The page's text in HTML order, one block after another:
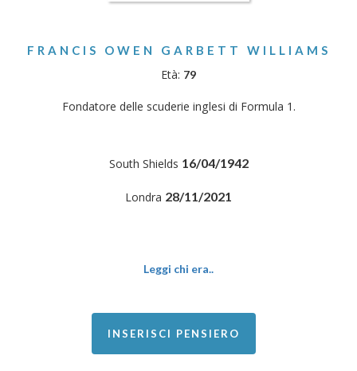
FRANCIS OWEN GARBETT WILLIAMS
Età: 79
Fondatore delle scuderie inglesi di Formula 1.
South Shields 16/04/1942
Londra 28/11/2021
Leggi chi era..
INSERISCI PENSIERO